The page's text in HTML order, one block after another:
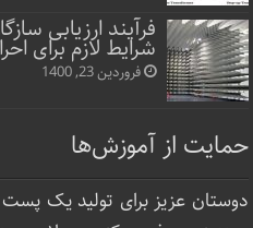
فرآیند ارزیابی
شرایط لازم برای
فروردین 23, 1400
حمایت از آموزش‌ها
دوستان عزیز برای تولید یک